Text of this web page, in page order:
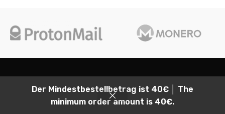
Der Mindestbestellbetrag ist 40€ │ The
minimum order amount is 40€.
2026 Euromeds, all rights reserved.